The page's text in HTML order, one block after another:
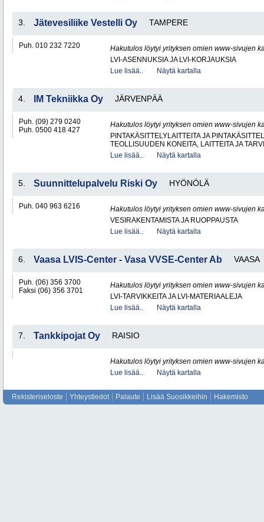
3. Jätevesiliike Vestelli Oy TAMPERE
Puh. 010 232 7220
Hakutulos löytyi yrityksen omien www-sivujen
LVI-ASENNUKSIA JA LVI-KORJAUKSIA
Lue lisää..
Näytä kartalla
4. IM Tekniikka Oy JÄRVENPÄÄ
Puh. (09) 279 0240
Puh. 0500 418 427
Hakutulos löytyi yrityksen omien www-sivujen
PINTAKÄSITTELYLAITTEITA JA
TEOLLISUUDEN KONEITA, LAITTEITA JA
Lue lisää..
Näytä kartalla
5. Suunnittelupalvelu Riski Oy HYÖNÖLÄ
Puh. 040 963 6216
Hakutulos löytyi yrityksen omien www-sivujen
VESIRAKENTAMISTA JA RUOPPAUSTA
Lue lisää..
Näytä kartalla
6. Vaasa LVIS-Center - Vasa VVSE-Center Ab VAASA
Puh. (06) 356 3700
Faksi (06) 356 3701
Hakutulos löytyi yrityksen omien www-sivujen
LVI-TARVIKKEITA JA LVI-MATERIAALEJA
Lue lisää..
Näytä kartalla
7. Tankkipojat Oy RAISIO
Hakutulos löytyi yrityksen omien www-sivujen
Lue lisää..
Näytä kartalla
Rekisteriseloste Yhteystiedot Palaute Lisää Suosikkeihin Hakemisto